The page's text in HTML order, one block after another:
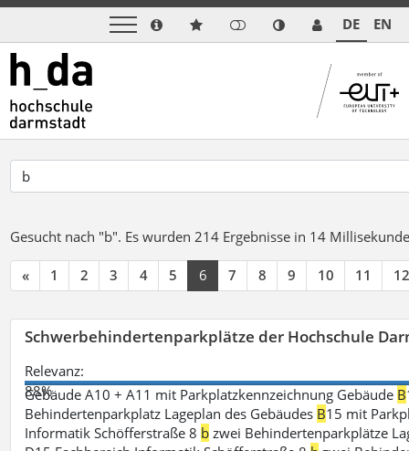
DE EN
Gesucht nach "b". Es wurden 214 Ergebnisse in 14
« 1 2 3 4 5 6 7 8 9 10 11 12
Schwerbehindertenparkplätze der Hochschule
Relevanz:
88%
Gebäude A10 + A11 mit Parkplatzkennzeichnung Gebäude B
Behindertenparkplatz Lageplan des Gebäudes B15 mit
Informatik Schöfferstraße 8 b zwei Behindertenparkplätze